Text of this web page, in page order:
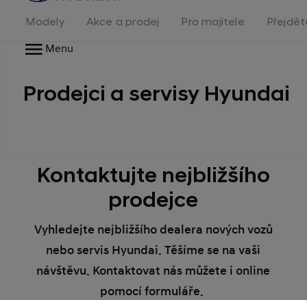
na
homepage
Modely Akce a prodej Pro majitele
Menu
Prodejci a servisy Hyundai
Kontaktujte nejbližšího
prodejce
Vyhledejte nejbližšího dealera nových vozů
nebo servis Hyundai. Těšíme se na vaši
návštěvu. Kontaktovat nás můžete i online
pomocí formuláře.